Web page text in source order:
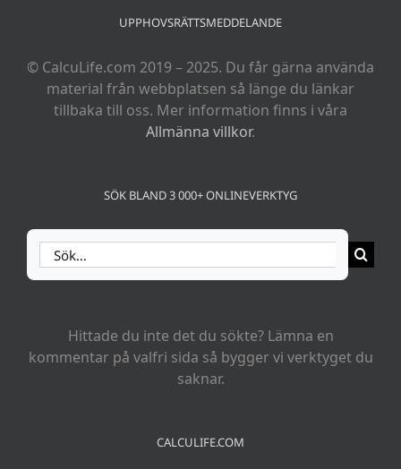
UPPHOVSRÄTTSMEDDELANDE
© CalcuLife.com 2019 – 2025. Du får gärna använda
material från webbplatsen så länge du länkar
tillbaka till oss. Mer information finns i våra
Allmänna villkor.
SÖK BLAND 3 000+ ONLINEVERKTYG
Sök
efter:
Hittade du inte det du sökte? Lämna en
kommentar på valfri sida så bygger vi verktyget du
saknar.
CALCULIFE.COM